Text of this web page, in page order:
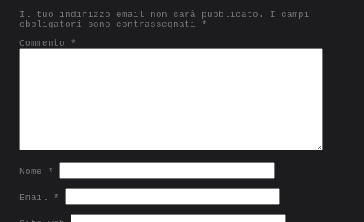
Il tuo indirizzo email non sarà pubblicato.
I campi
obbligatori sono contrassegnati *
Commento *
Nome *
Email *